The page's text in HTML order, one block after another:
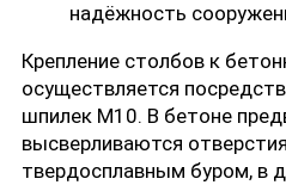
надёжность
Крепление столбов к
осуществляется
шпилек М10. В бетоне
высверливаются
твердосплавным буром, в